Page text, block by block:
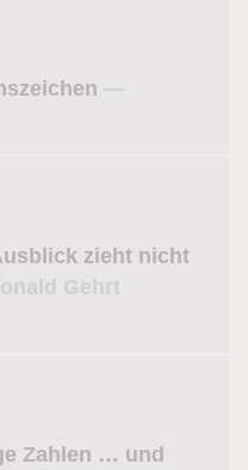
—
zieht nicht
Gehrt
Zahlen … und